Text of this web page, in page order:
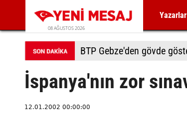
08 AĞUSTOS 2026
Yazarlar
BTP Gebze'den gövde
İspanya'nın zor
12.01.2002 00:00:00